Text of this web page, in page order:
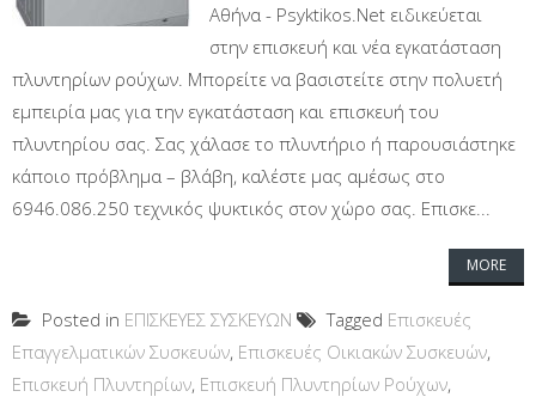
Αθήνα - Psyktikos.Net ειδικεύεται
στην επισκευή και νέα εγκατάσταση
πλυντηρίων ρούχων. Μπορείτε να βασιστείτε στην πολυετή
εμπειρία μας για την εγκατάσταση και επισκευή του
πλυντηρίου σας. Σας χάλασε το πλυντήριο ή παρουσιάστηκε
κάποιο πρόβλημα – βλάβη, καλέστε μας αμέσως στο
6946.086.250 τεχνικός ψυκτικός στον χώρο σας. Επισκε...
MORE
Posted in ΕΠΙΣΚΕΥΕΣ ΣΥΣΚΕΥΩΝ Tagged Επισκευές
Επαγγελματικών Συσκευών, Επισκευές Οικιακών Συσκευών,
Επισκευή Πλυντηρίων, Επισκευή Πλυντηρίων Ρούχων,